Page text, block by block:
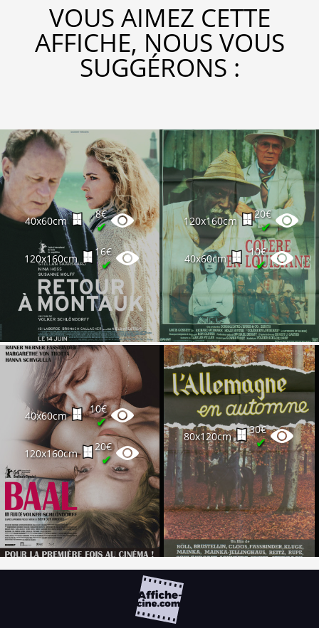
VOUS AIMEZ CETTE
AFFICHE, NOUS VOUS
SUGGÉRONS :
40x60cm
8€
✔
120x160cm
16€
✔
120x160cm
20€
✔
40x60cm
10€
✔
40x60cm
10€
✔
120x160cm
20€
✔
80x120cm
30€
✔